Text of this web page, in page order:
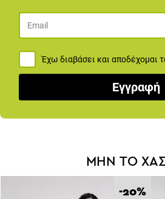
Προγραμμάτισε ένα ραντεβού για
Προϊόντων
ΚΛΕΊΣΕ
-20%
Έχω διαβάσει και αποδέχομαι
Εγγραφή